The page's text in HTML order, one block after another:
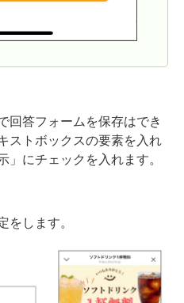
回答フォームを保存はでき
ストボックスの要素を入れ
」にチェックを入れます。
をします。